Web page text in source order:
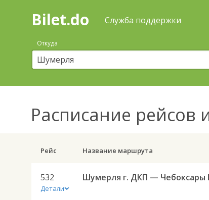
Поиск
покупка
билетов
автобус
онлайн
Bilet.do Служба поддержки
Откуда
Расписание рейсов
Рейс Название маршрута
532
Детали